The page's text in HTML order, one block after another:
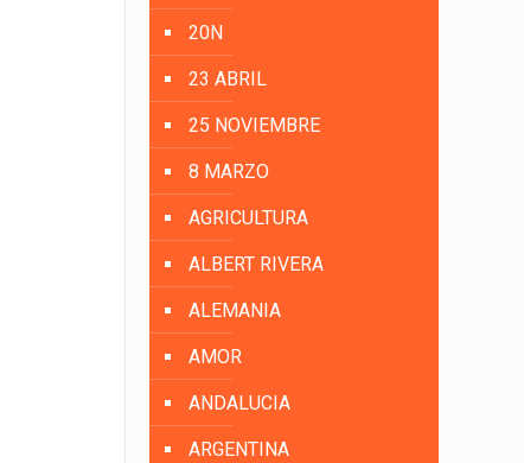
20N
23 ABRIL
25 NOVIEMBRE
8 MARZO
AGRICULTURA
ALBERT RIVERA
ALEMANIA
AMOR
ANDALUCIA
ARGENTINA